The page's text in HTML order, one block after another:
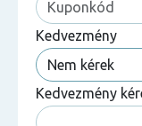
Kedvezmény
Kedvezmény